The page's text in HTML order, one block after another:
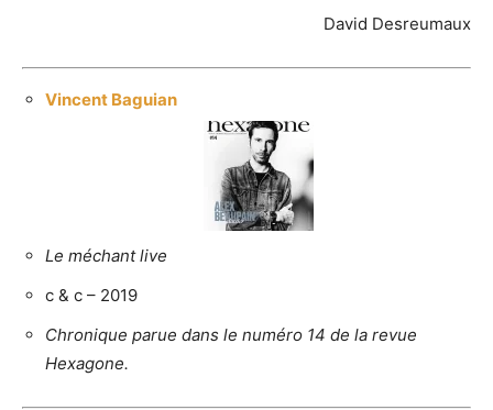
David Desreumaux
Vincent Baguian
Le méchant live
c & c – 2019
Chronique parue dans le numéro 14 de la revue
Hexagone.